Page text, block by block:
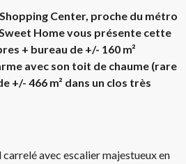
Center, proche du métro
Home vous présente cette
+ bureau de +/- 160 m²
avec son toit de chaume (rare
+/- 466 m² dans un clos très
carrelé avec escalier majestueux en